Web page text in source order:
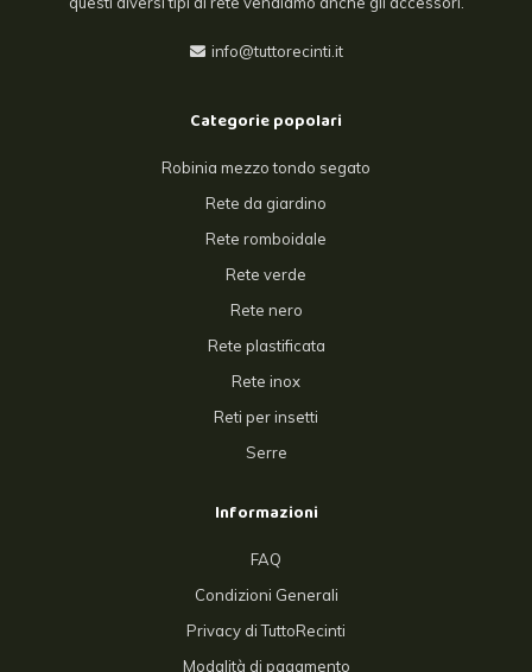
info@tuttorecinti.it
Categorie popolari
Robinia mezzo tondo segato
Rete da giardino
Rete romboidale
Rete verde
Rete nero
Rete plastificata
Rete inox
Reti per insetti
Serre
Informazioni
FAQ
Condizioni Generali
Privacy di TuttoRecinti
Modalità di pagamento